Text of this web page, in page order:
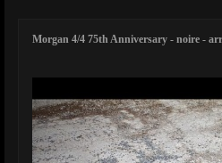
Morgan 4/4 75th Anniversary - noire -